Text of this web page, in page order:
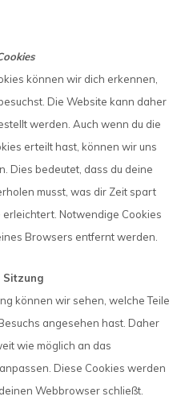
können wir dich erkennen,
Die Website kann daher
werden. Auch wenn du die
erteilt hast, können wir uns
Dies bedeutet, dass du deine
musst, was dir Zeit spart
Notwendige Cookies
Browsers entfernt werden.
Sitzung
können wir sehen, welche Teile
angesehen hast. Daher
wie möglich an das
Diese Cookies werden
Webbrowser schließt.